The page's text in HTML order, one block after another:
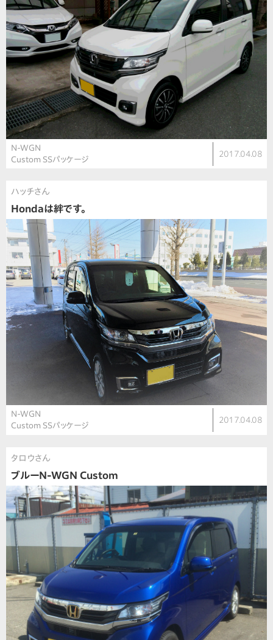
N-WGN
Custom SSパッケージ
2017.04.08
ハッチさん
Hondaは絆です。
N-WGN
Custom SSパッケージ
2017.04.08
タロウさん
ブルーN-WGN Custom